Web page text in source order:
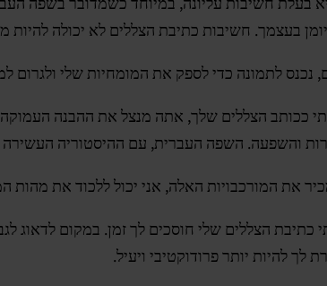
בעצמך. חשיבות כתיבת הצללים לא יכולה להיות
נכנס לתמונה כדי לספק את המומחיות שלי ולגרום
ככותב הצללים שלך, אתה מנצל את ההבנה
והשפעה. השפה העברית, עם ההיסטוריה העשירה
את המורכבויות האלה, אני יכול ללכוד את
כתיבת הצללים שלי חוסכים לך זמן. במקום
לך להיות יותר פרודוקטיבי ויעיל.